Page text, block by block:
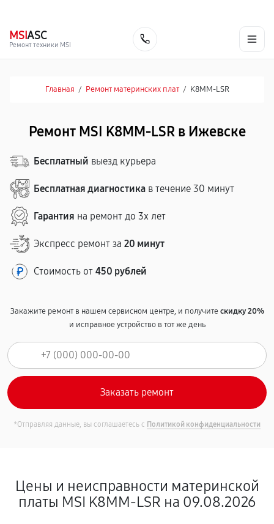
MSIASC
Ремонт техники MSI
Главная / Ремонт материнских плат / K8MM-LSR
Ремонт MSI K8MM-LSR в Ижевске
Бесплатный выезд курьера
Бесплатная диагностика в течение 30 минут
Гарантия на ремонт до 3х лет
Экспресс ремонт за 20 минут
Стоимость от 450 рублей
Закажите ремонт в нашем сервисном центре, и получитескидку 20%
и исправное устройство в тот же день
*Отправляя данные, вы соглашаетесь с Политикой конфиденциальности
Цены и неисправности материнской
платы MSI K8MM-LSR на 09.08.2026